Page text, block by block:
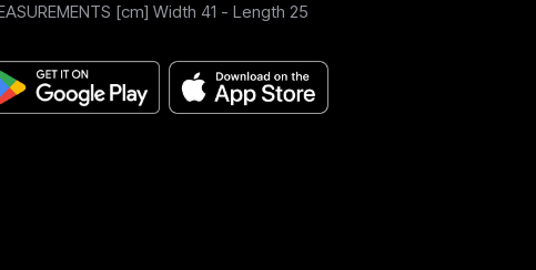
[cm] Width 41 - Length 25